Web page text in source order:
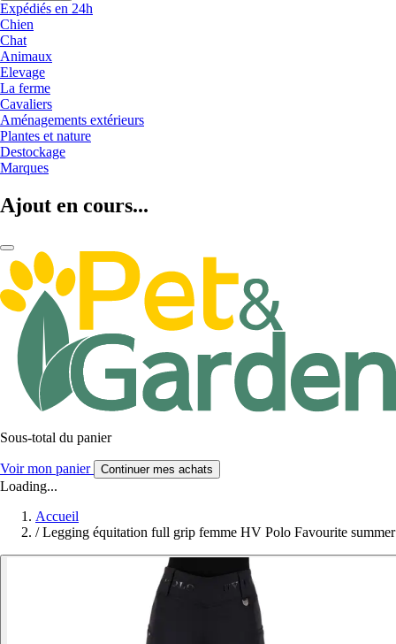
Expédiés en 24h
Chien
Chat
Animaux
Elevage
La ferme
Cavaliers
Aménagements extérieurs
Plantes et nature
Destockage
Marques
Ajout en cours...
Sous-total du panier
Voir mon panier Continuer mes achats
Loading...
Accueil
/ Legging équitation full grip femme HV Polo Favourite summer